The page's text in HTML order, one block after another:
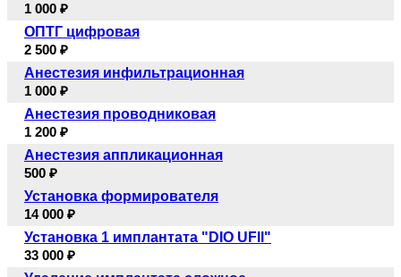
1 000 ₽
ОПТГ цифровая
2 500 ₽
Анестезия инфильтрационная
1 000 ₽
Анестезия проводниковая
1 200 ₽
Анестезия аппликационная
500 ₽
Установка формирователя
14 000 ₽
Установка 1 имплантата "DIO UFll"
33 000 ₽